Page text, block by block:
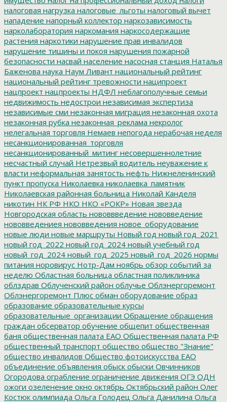
налоговая нагрузка налоговые_льготы налоговый вычет
нападение напорный коллектор наркозависимость
нарколаборатория наркомания наркосодержащие
растения наркотики нарушение прав инвалидов
нарушение тишины и покоя нарушения пожарной
безопасности насвай население насосная станция Наталья
Баженова наука Наум Ливант национальный рейтинг
национальный рейтинг тревожности наципроект
нацпроект нацпроекты НДФЛ неблагополучные семьи
недвижимость недострои независимая экспертиза
независимые сми незаконная миграция незаконная охота
незаконная рубка незаконная_реклама некролог
нелегальная торговля Немаев непогода нерабочая неделя
несанкционированная_торговля
несанкционированный_митинг несовершеннолетние
несчастный случай Нетрезвый водитель неуважение к
власти неформальная занятость нефть Нижнеленинский
пункт пропуска Николаевка николаевка_памятник
Николаевская районная больница Николай Канделя
никотин НК РФ НКО НКО «РОКР» Новая звезда
Новгородская область нововвведение нововведение
нововведениея нововведения новое_оборудование
новые люди новые маршруты Новый год новый год_2021
новый год_2022 новый год_2024 новый учебный год
новый_год_2024 новый_год_2025 новый_год_2026 нормы
питания норовирус Нотр-Дам ноябрь обзор событий за
неделю Областная больница областная поликлиника
облздрав Облученский район облучье Облэнергоремонт
Облэнергоремонт Плюс обман оборудование образ
образование образовательные курсы
образовательные_организации Обращение обращения
граждан обсерватор обучение общепит общественная
баня общественная палата ЕАО Общественная палата РФ
общественный транспорт общество общество "Знание"
общество инвалидов Общество фотоискусства ЕАО
объединение объявления обыск обыски Овчинников
Огородова ограбление ограничение движения ОГЭ ОДН
ожоги озеленение окно октябрь Октябрьский район Олег
Костюк олимпиада Ольга Голодец Ольга Данилина Ольга